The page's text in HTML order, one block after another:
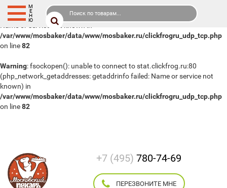
Warning : fsockopen(): php_network_getaddresses: getaddrinfo failed:
Name or service not known in
/var/www/mosbaker/data/www/mosbaker.ru/clickfrogru_udp_tcp.php
on line82
Warning: fsockopen(): unable to connect to stat.clickfrog.ru:80
(php_network_getaddresses: getaddrinfo failed: Name or service not
known) in
/var/www/mosbaker/data/www/mosbaker.ru/clickfrogru_udp_tcp.php
on line82
М
Е
Н
Ю
+7 (495) 780-74-69
ПЕРЕЗВОНИТЕ МНЕ